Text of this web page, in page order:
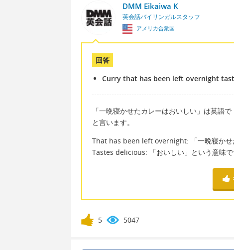
DMM Eikaiwa K
英会話バイリンガルスタッフ
アメリカ合衆国
回答
Curry that has been left overnight
「一晩寝かせたカレーはおいしい」は英
と言います。
That has been left overnight: 「一晩寝かせ
Tastes delicious: 「おいしい」という意味で
5 5047